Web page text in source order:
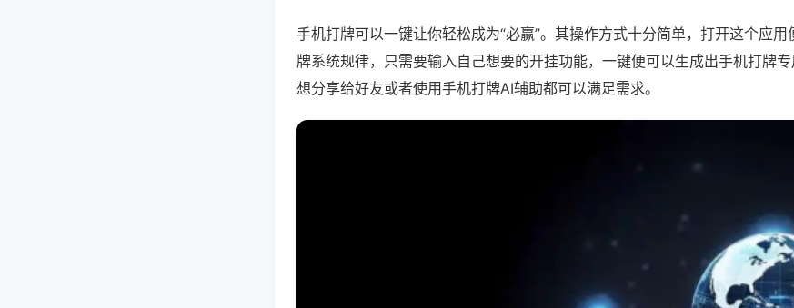
手机打牌可以一键让你轻松成为“必赢”。其操作方式十分简单，打开这个应
牌系统规律，只需要输入自己想要的开挂功能，一键便可以生成出手机打牌
想分享给好友或者使用手机打牌AI辅助都可以满足需求。